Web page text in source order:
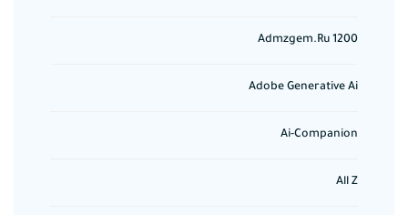
Admzgem.ru 1200
Adobe Generative Ai
Ai-Companion
All Z